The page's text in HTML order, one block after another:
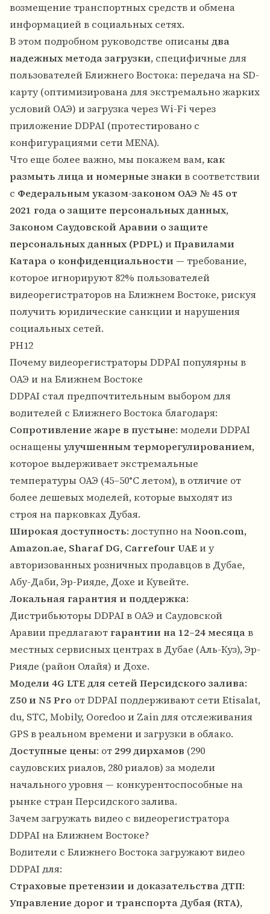
возмещение транспортных средств и обмена
информацией в социальных сетях.
В этом подробном руководстве описаныдва
надежных метода загрузки, специфичные для
пользователей Ближнего Востока: передача на SD-
карту (оптимизирована для экстремально жарких
условий ОАЭ) и загрузка через Wi-Fi через
приложение DDPAI (протестировано с
конфигурациями сети MENA).
Что еще более важно, мы покажем вам, как
размыть лица и номерные знаки в соответствии
с Федеральным указом-законом ОАЭ № 45 от
2021 года о защите персональных данных,
Законом Саудовской Аравии о защите
персональных данных (PDPL) иПравилами
Катара о конфиденциальности — требование,
которое игнорируют 82% пользователей
видеорегистраторов на Ближнем Востоке, рискуя
получить юридические санкции и нарушения
социальных сетей.
PH12
Почему видеорегистраторы DDPAI популярны в
ОАЭ и на Ближнем Востоке
DDPAI стал предпочтительным выбором для
водителей с Ближнего Востока благодаря:
Сопротивление жаре в пустыне: модели DDPAI
оснащеныулучшенным терморегулированием,
которое выдерживает экстремальные
температуры ОАЭ (45–50°C летом), в отличие от
более дешевых моделей, которые выходят из
строя на парковках Дубая.
Широкая доступность: доступно наNoon.com,
Amazon.ae, Sharaf DG, Carrefour UAEи у
авторизованных розничных продавцов в Дубае,
Абу-Даби, Эр-Рияде, Дохе и Кувейте.
Локальная гарантия и поддержка:
Дистрибьюторы DDPAI в ОАЭ и Саудовской
Аравии предлагают гарантии на 12–24 месяцав
местных сервисных центрах в Дубае (Аль-Куз), Эр-
Рияде (район Олайя) и Дохе.
Модели 4G LTE для сетей Персидского залива:
Z50 и N5 Pro от DDPAI поддерживают сети Etisalat,
du, STC, Mobily, Ooredoo и Zain для отслеживания
GPS в реальном времени и загрузки в облако.
Доступные цены: от 299 дирхамов (290
саудовских риалов, 280 риалов) за модели
начального уровня — конкурентоспособные на
рынке стран Персидского залива.
Зачем загружать видео с видеорегистратора
DDPAI на Ближнем Востоке?
Водители с Ближнего Востока загружают видео
DDPAI для:
Страховые претензии и доказательства ДТП:
Управление дорог и транспорта Дубая (RTA),